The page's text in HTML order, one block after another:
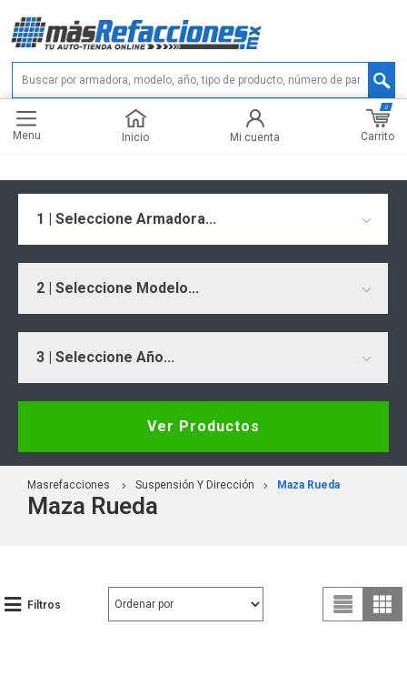
Menu Inicio Mi cuenta Carrito
0
1 | Seleccione Armadora...
2 | Seleccione Modelo...
3 | Seleccione Año...
Ver Productos
Masrefacciones Suspensión Y Dirección Maza Rueda
Maza Rueda
Filtros